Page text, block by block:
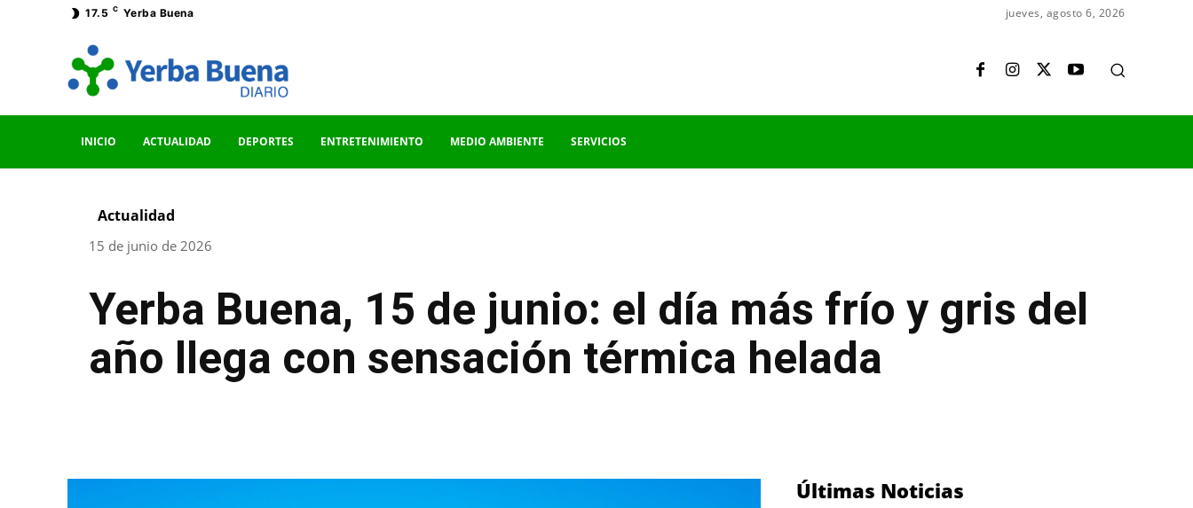
17.5 C Yerba Buena jueves, agosto 6, 2026
INICIO ACTUALIDAD DEPORTES ENTRETENIMIENTO MEDIO AMBIENTE SERVICIOS
Actualidad
15 de junio de 2026
Yerba Buena, 15 de junio: el día más frío y gris del
año llega con sensación térmica helada
Últimas Noticias